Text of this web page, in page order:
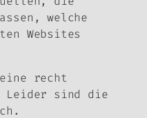
welche
Websites
recht
Leider sind die